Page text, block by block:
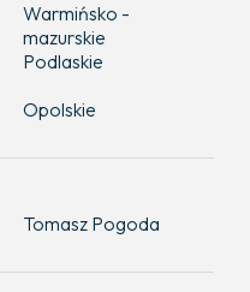
Warmińsko -
mazurskie
Podlaskie
Opolskie
Tomasz Pogoda